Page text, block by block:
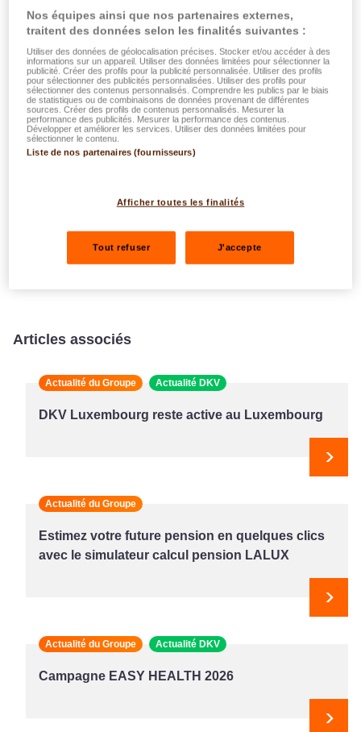
Play
Rapport Annuel Groupe LALUX 2021
Télécharger
Articles associés
Actualité du Groupe Actualité DKV
DKV Luxembourg reste active au Luxembourg
Actualité du Groupe
Estimez votre future pension en quelques clics
avec le simulateur calcul pension LALUX
Actualité du Groupe Actualité DKV
Campagne EASY HEALTH 2026
Nos équipes ainsi que nos partenaires externes,
traitent des données selon les finalités suivantes :
Utiliser des données de géolocalisation précises. Stocker et/ou accéder à des
informations sur un appareil. Utiliser des données limitées pour sélectionner la
publicité. Créer des profils pour la publicité personnalisée. Utiliser des profils
pour sélectionner des publicités personnalisées. Utiliser des profils pour
sélectionner des contenus personnalisés. Comprendre les publics par le biais
de statistiques ou de combinaisons de données provenant de différentes
sources. Créer des profils de contenus personnalisés. Mesurer la
performance des publicités. Mesurer la performance des contenus.
Développer et améliorer les services. Utiliser des données limitées pour
sélectionner le contenu.
Liste de nos partenaires (fournisseurs)
Afficher toutes les finalités
Tout refuser J'accepte